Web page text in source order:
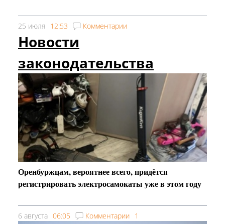
25 июля 12:53 Комментарии
Новости
законодательства
Оренбуржцам, вероятнее всего, придётся
регистрировать электросамокаты уже в этом году
6 августа 06:05 Комментарии 1